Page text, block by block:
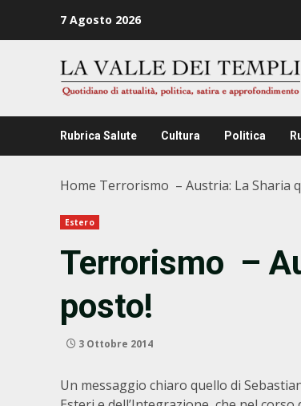
7 Agosto 2026
Rubrica Salute Cultura Politica
Home Terrorismo – Austria: La Sharia
Estero
Terrorismo –
posto!
3 Ottobre 2014
Un messaggio chiaro quello di